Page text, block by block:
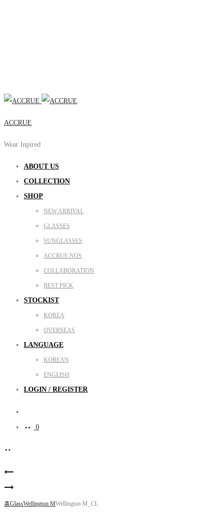
ACCRUE
Wear Inpired
ABOUT US
COLLECTION
SHOP
NEW ARRIVAL
GLASSES
SUNGLASSES
ACCRUE NOS
COLLABORATION
BEST PICK
STOCKIST
KOREA
OVERSEAS
LANGUAGE
KOREAN
ENGLISH
LOGIN / REGISTER
0
Product
navigation
Wellington
M_BR
홈GlassWellington MWellington M_CL